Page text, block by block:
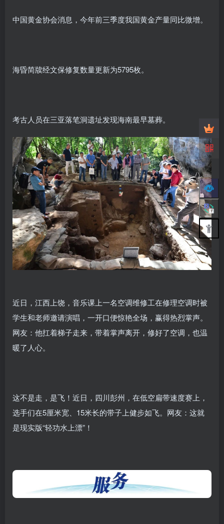
中国黄金协会消息，今年前三季度我国黄金产量同比微增。
海昏简牍经文保修复数量更新为5795枚。
考古人员在三亚落笔洞遗址发现海南最早墓葬。
近日， 江西上饶，音乐课上一名空调维修工在修理空调时被
学生和老师邀请演唱，一开口便惊艳全场，赢得热烈掌声。
网友： 他扛着梯子走来，带着掌声离开，修好了空调，也温
暖了人心。
这不是走，是飞！近日，四川彭州，在低空扁带速度赛上，
选手们在5厘米宽、15米长的带子上健步如飞。网友：这就
是现实版“轻功水上漂”！